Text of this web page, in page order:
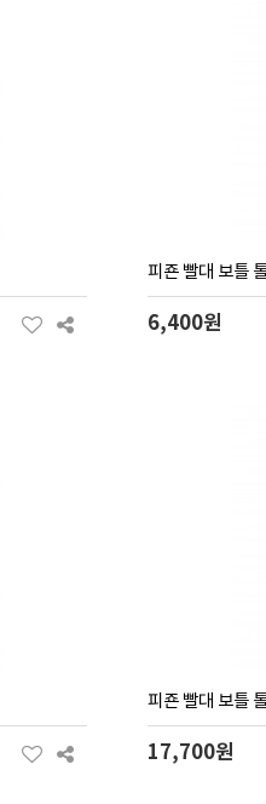
피죤 빨대 보틀
6,400원
피죤 빨대 보틀
17,700원